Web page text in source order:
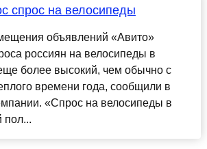
спрос на велосипеды
объявлений «Авито»
россиян на велосипеды в
более высокий, чем обычно с
времени года, сообщили в
«Спрос на велосипеды в
пол...